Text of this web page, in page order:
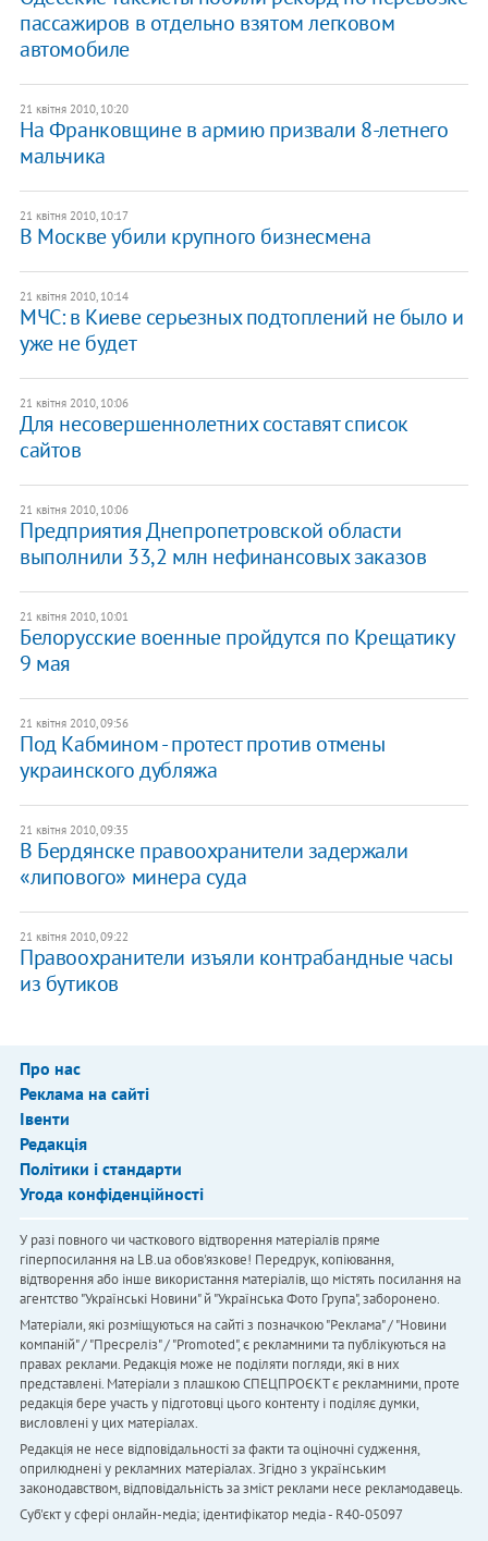
пассажиров в отдельно взятом легковом
автомобиле
21 квітня 2010, 10:20
На Франковщине в армию призвали 8-летнего
мальчика
21 квітня 2010, 10:17
В Москве убили крупного бизнесмена
21 квітня 2010, 10:14
МЧС: в Киеве серьезных подтоплений не было и
уже не будет
21 квітня 2010, 10:06
Для несовершеннолетних составят список
сайтов
21 квітня 2010, 10:06
Предприятия Днепропетровской области
выполнили 33,2 млн нефинансовых заказов
21 квітня 2010, 10:01
Белорусские военные пройдутся по Крещатику
9 мая
21 квітня 2010, 09:56
Под Кабмином - протест против отмены
украинского дубляжа
21 квітня 2010, 09:35
В Бердянске правоохранители задержали
«липового» минера суда
21 квітня 2010, 09:22
Правоохранители изъяли контрабандные часы
из бутиков
Про нас
Реклама на сайті
Івенти
Редакція
Політики і стандарти
Угода конфіденційності
У разі повного чи часткового відтворення матеріалів пряме
гіперпосилання на LB.ua обов'язкове! Передрук, копіювання,
відтворення або інше використання матеріалів, що містять посилання на
агентство "Українськi Новини" й "Українська Фото Група", заборонено.
Матеріали, які розміщуються на сайті з позначкою "Реклама" / "Новини
компаній" / "Пресреліз" / "Promoted", є рекламними та публікуються на
правах реклами. Редакція може не поділяти погляди, які в них
представлені. Матеріали з плашкою СПЕЦПРОЄКТ є рекламними, проте
редакція бере участь у підготовці цього контенту і поділяє думки,
висловлені у цих матеріалах.
Редакція не несе відповідальності за факти та оціночні судження,
оприлюднені у рекламних матеріалах. Згідно з українським
законодавством, відповідальність за зміст реклами несе рекламодавець.
Cуб'єкт у сфері онлайн-медіа; ідентифікатор медіа - R40-05097